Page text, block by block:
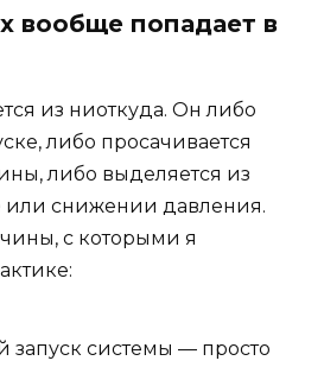
вообще попадает в
из ниоткуда. Он либо
либо просачивается
либо выделяется из
или снижении давления.
с которыми я
запуск системы — просто